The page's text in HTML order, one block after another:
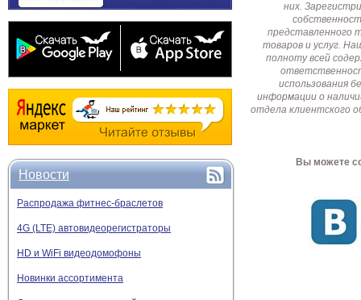
Новости
Распродажа фитнес-браслетов
4G (LTE) автовидеорегистраторы
HD и WiFi видеодомофоны
Новинки ассортимента
них.
представленного
товаров и услуг.
полноту всей
использования
информации о
отдела клиентского
Вы можете